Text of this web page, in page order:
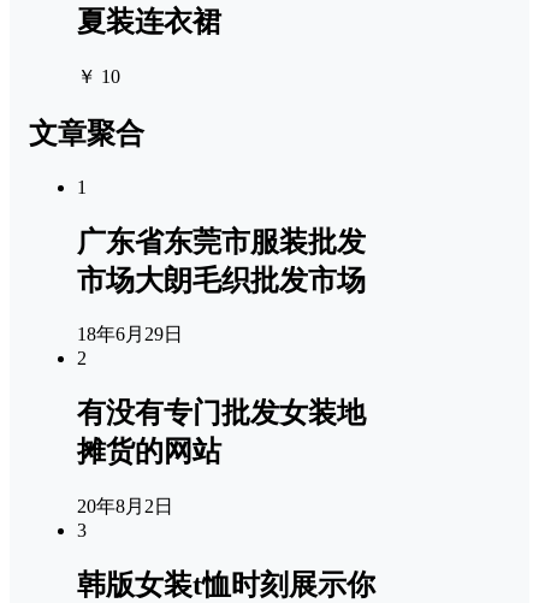
夏装连衣裙
￥ 10
文章聚合
1
广东省东莞市服装批发
市场大朗毛织批发市场
18年6月29日
2
有没有专门批发女装地
摊货的网站
20年8月2日
3
韩版女装t恤时刻展示你